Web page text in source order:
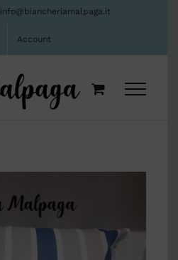
info@biancheriamalpaga.it
Account